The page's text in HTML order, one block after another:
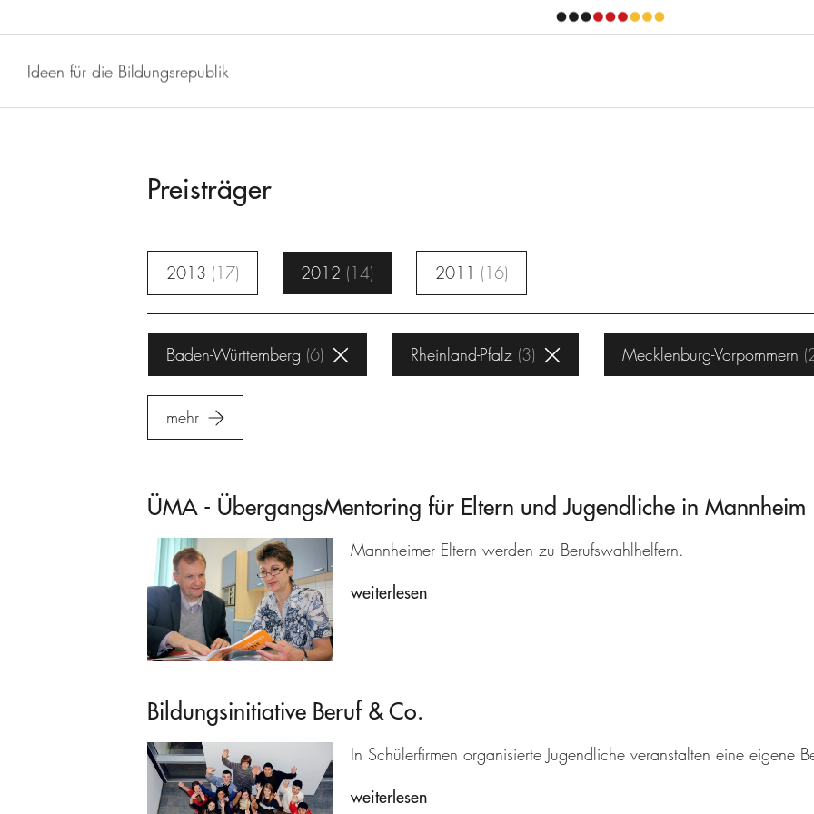
Ideen für die Bildungsrepublik
Preisträger
2013 17 2012 14 2011 16
Baden-Württemberg 6 Rheinland-Pfalz 3 Mecklenburg-Vorpommern
mehr
ÜMA - ÜbergangsMentoring für Eltern und Jugendliche in Mannheim
Mannheimer Eltern werden zu Berufswahlhelfern.
weiterlesen
Bildungsinitiative Beruf & Co.
In Schülerfirmen organisierte Jugendliche veranstalten eine eigene
weiterlesen